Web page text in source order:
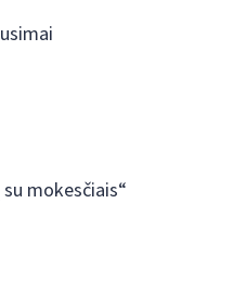
mokesčiais“